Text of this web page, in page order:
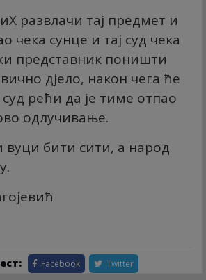
развлачи тај предмет и
чека сунце и тај суд чека
представник поништи
дјело, након чега ће
рећи да је тиме отпао
одлучивање.
вуци бити сити, а народ
Facebook Twitter